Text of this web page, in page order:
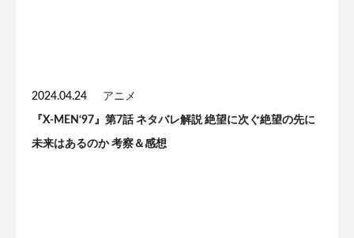
2024.04.24 アニメ
『X-MEN‘97』第7話 ネタバレ解説 絶望に次ぐ絶望の先に
未来はあるのか 考察＆感想